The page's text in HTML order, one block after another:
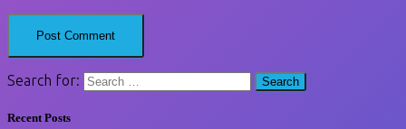
Search for:
Recent Posts